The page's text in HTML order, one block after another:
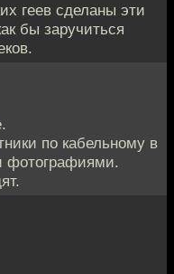
геев сделаны эти
бы заручиться
по кабельному в
фотографиями.